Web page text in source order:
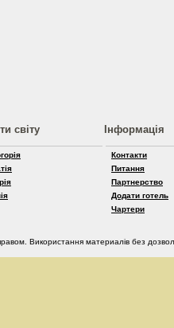
світу Інформація
Контакти
Питання
Партнерство
Додати готель
Чартери
Використання материалів без